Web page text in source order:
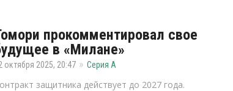
прокомментировал свое
в «Милане»
октября 2025, 20:47 Серия А
защитника действует до 2027 года.